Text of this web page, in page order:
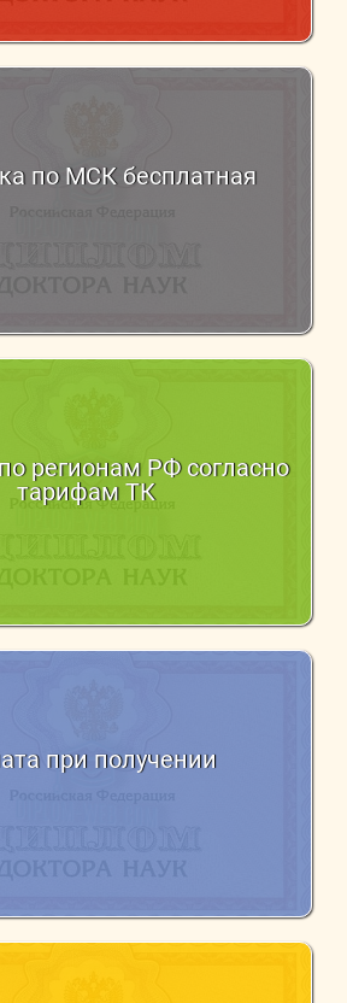
по МСК бесплатная
регионам РФ согласно
тарифам ТК
при получении